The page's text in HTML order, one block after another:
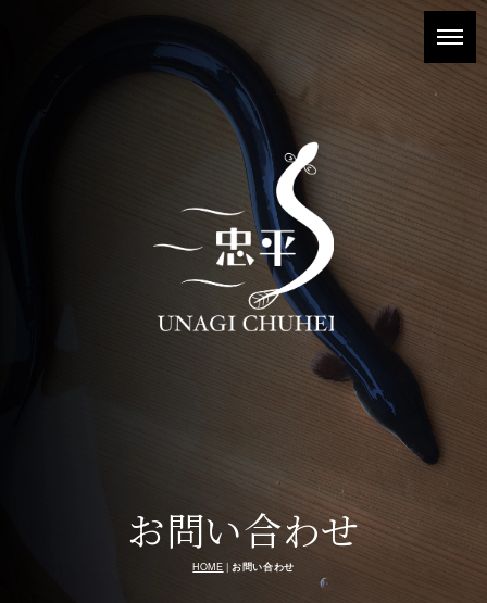
お問い合わせ
HOME |お問い合わせ